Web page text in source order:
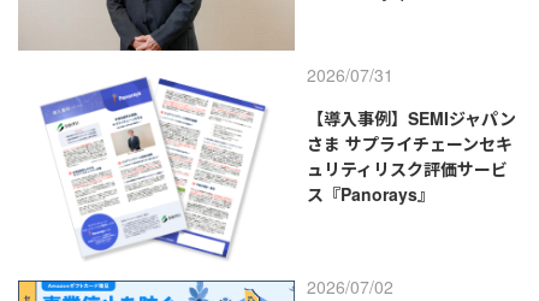
2026/07/31
【導入事例】SEMIジャパン
さま サプライチェーンセキ
ュリティリスク評価サービ
ス『Panorays』
2026/07/02